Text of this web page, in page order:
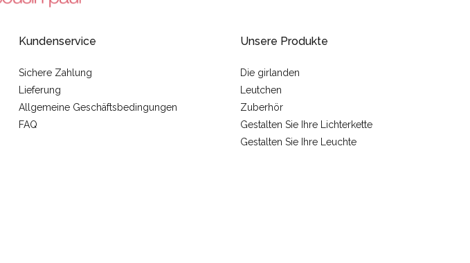
Kundenservice
Sichere Zahlung
Lieferung
Allgemeine Geschäftsbedingungen
FAQ
Unsere Produkte
Die girlanden
Leutchen
Zuberhör
Gestalten Sie Ihre Lichterkette
Gestalten Sie Ihre Leuchte